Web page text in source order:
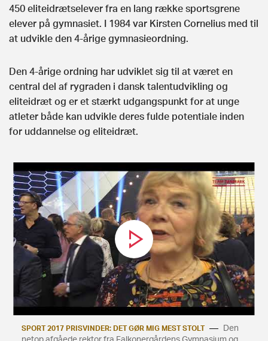
450 eliteidrætselever fra en lang række sportsgrene
elever på gymnasiet. I 1984 var Kirsten Cornelius med til
at udvikle den 4-årige gymnasieordning.
Den 4-årige ordning har udviklet sig til at været en
central del af rygraden i dansk talentudvikling og
eliteidræt og er et stærkt udgangspunkt for at unge
atleter både kan udvikle deres fulde potentiale inden
for uddannelse og eliteidræt.
SPORT 2017 PRISVINDER: DET GØR MIG MEST STOLT
Den
netop afgåede rektor fra Falkonergårdens Gymnasium og